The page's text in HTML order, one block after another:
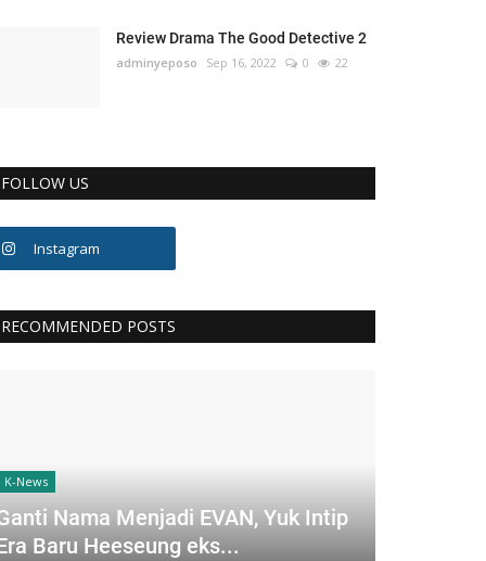
Review Drama The Good Detective 2
adminyeposo Sep 16, 2022 0 22
FOLLOW US
Instagram
RECOMMENDED POSTS
K-News
Nama Menjadi EVAN, Yuk Intip
Baru Heeseung eks...